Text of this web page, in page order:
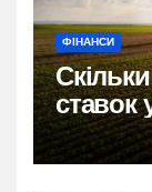
ФІНАНСИ
ставок
розбір
каменів